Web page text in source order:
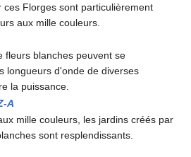
ces Florges sont particulièrement
aux mille couleurs.
fleurs blanches peuvent se
longueurs d'onde de diverses
la puissance.
A
mille couleurs, les jardins créés par
sont resplendissants.